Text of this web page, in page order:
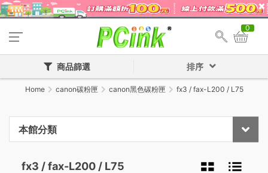
0
商品篩選 排序
Home canon碳粉匣 canon黑色碳粉匣 fx3 / fax-L200 / L75
本館分類
fx3 / fax-L200 / L75